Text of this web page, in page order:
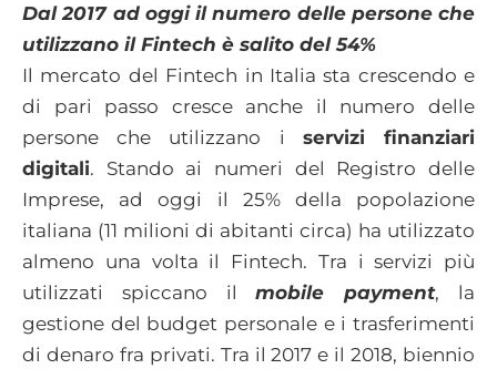
Dal 2017 ad oggi il numero delle persone che
utilizzano il Fintech è salito del 54%
Il mercato del Fintech in Italia sta crescendo e
di pari passo cresce anche il numero delle
persone che utilizzano i servizi finanziari
digitali. Stando ai numeri del Registro delle
Imprese, ad oggi il 25% della popolazione
italiana (11 milioni di abitanti circa) ha utilizzato
almeno una volta il Fintech. Tra i servizi più
utilizzati spiccano ilmobile payment, la
gestione del budget personale e i trasferimenti
di denaro fra privati. Tra il 2017 e il 2018, biennio